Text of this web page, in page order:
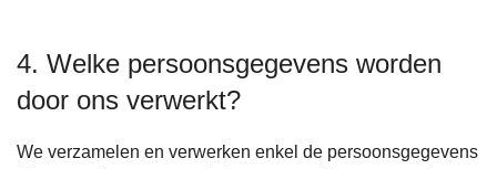
4. Welke persoonsgegevens worden
door ons verwerkt?
We verzamelen en verwerken enkel de persoonsgegevens